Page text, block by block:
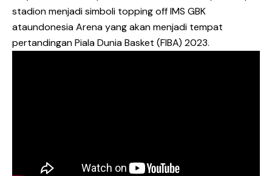
stadion menjadi simboli topping off IMS GBK
ataundonesia Arena yang akan menjadi tempat
pertandingan Piala Dunia Basket (FIBA) 2023.